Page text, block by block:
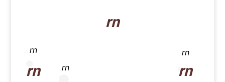
rn
rn
rn
rn
rn
rn